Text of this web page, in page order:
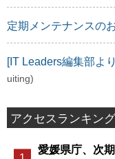
定期メンテナンスの
[IT Leaders編集部よ
uiting)
アクセスランキング
愛媛県庁、次